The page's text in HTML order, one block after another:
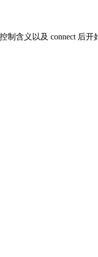
制含义以及 connect 后开